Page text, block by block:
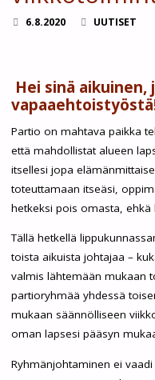
6.8.2020 UUTISET
Hei sinä
Partio on mahtava paikka
että mahdollistat alueen
itsellesi jopa
toteuttamaan itseäsi,
hetkeksi pois omasta,
Tällä hetkellä
toista aikuista johtajaa –
valmis lähtemään mukaan
partioryhmää yhdessä
mukaan säännölliseen
oman lapsesi pääsyn
Ryhmänjohtaminen ei